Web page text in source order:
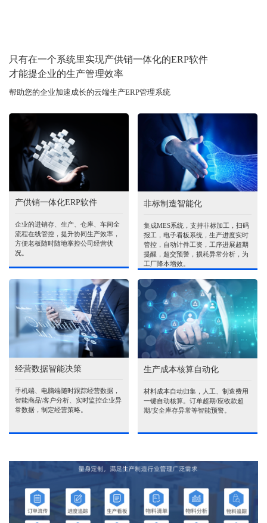
只有在一个系统里实现产供销一体化的ERP软件
才能提企业的生产管理效率
帮助您的企业加速成长的云端生产ERP管理系统
产供销一体化ERP软件
企业的进销存、生产、仓库、车间全
流程在线管控，提升协同生产效率，
方便老板随时随地掌控公司经营状
况。
非标制造智能化
集成MES系统，支持非标加工，扫码
报工，电子看板系统，生产进度实时
管控，自动计件工资，工序进展超期
提醒，超交预警，损耗异常分析，为
工厂降本增效。
经营数据智能决策
手机端、电脑端随时跟踪经营数据，
智能商品\客户分析、实时监控企业异
常数据，制定经营策略。
生产成本核算自动化
材料成本自动归集，人工、制造费用
一键自动核算。订单超期/应收款超
期/安全库存异常等智能预警。